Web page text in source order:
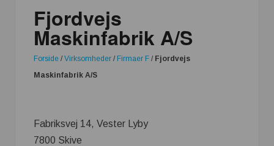
Fjordvejs
Maskinfabrik A/S
Forside / Virksomheder / Firmaer F / Fjordvejs
Maskinfabrik A/S
Fabriksvej 14, Vester Lyby
7800 Skive